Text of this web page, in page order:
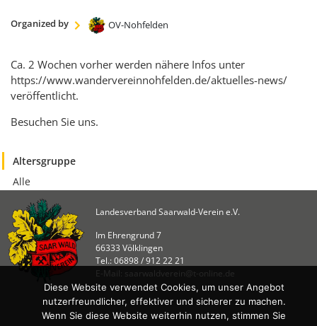
Naturschutz
Kultur &
Heimatpflege
Heimatpreis
WANDERN
SWV
Wegemanagement
Lehrgänge
Wandertipps
Aktivitätenübersicht
ANGEBOTE
Mitgliedschaft
Organized by OV-Nohfelden
Ca. 2 Wochen vorher werden nähere Infos unter
https://www.wandervereinnohfelden.de/aktuelles-news/
veröffentlicht.
Besuchen Sie uns.
Altersgruppe
Alle
Landesverband Saarwald-Verein e.V.
Im Ehrengrund 7
66333 Völklingen
Tel.: 06898 / 912 22 21
E-Mail: saarwaldverein@t-online.de
Diese Website verwendet Cookies, um unser Angebot
nutzerfreundlicher, effektiver und sicherer zu machen.
Wenn Sie diese Website weiterhin nutzen, stimmen Sie